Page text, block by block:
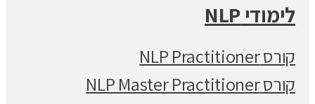
לימודי NLP
קורס NLP Practitioner
קורס NLP Master Practitioner